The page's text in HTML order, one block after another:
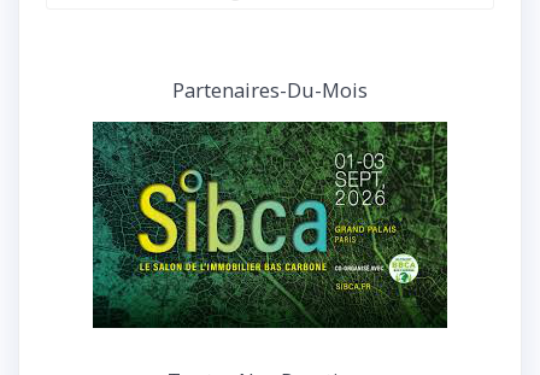
interviews
Partenaires-Du-Mois